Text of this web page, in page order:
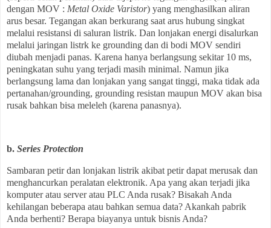
dengan MOV : Metal Oxide Varistor) yang menghasilkan aliran
arus besar. Tegangan akan berkurang saat arus hubung singkat
melalui resistansi di saluran listrik. Dan lonjakan energi disalurkan
melalui jaringan listrk ke grounding dan di bodi MOV sendiri
diubah menjadi panas. Karena hanya berlangsung sekitar 10 ms,
peningkatan suhu yang terjadi masih minimal. Namun jika
berlangsung lama dan lonjakan yang sangat tinggi, maka tidak ada
pertanahan/grounding, grounding resistan maupun MOV akan bisa
rusak bahkan bisa meleleh (karena panasnya).
b. Series Protection
Sambaran petir dan lonjakan listrik akibat petir dapat merusak dan
menghancurkan peralatan elektronik. Apa yang akan terjadi jika
komputer atau server atau PLC Anda rusak? Bisakah Anda
kehilangan beberapa atau bahkan semua data? Akankah pabrik
Anda berhenti? Berapa biayanya untuk bisnis Anda?